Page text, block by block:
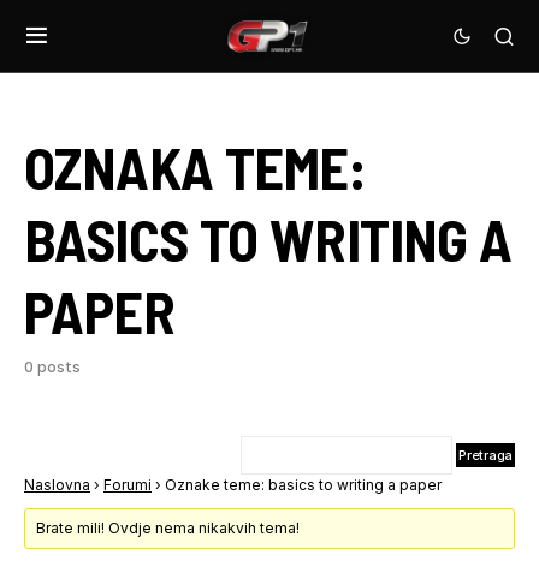
OZNAKA TEME:
BASICS TO WRITING A
PAPER
0 posts
Naslovna › Forumi › Oznake teme: basics to writing a paper
Brate mili! Ovdje nema nikakvih tema!